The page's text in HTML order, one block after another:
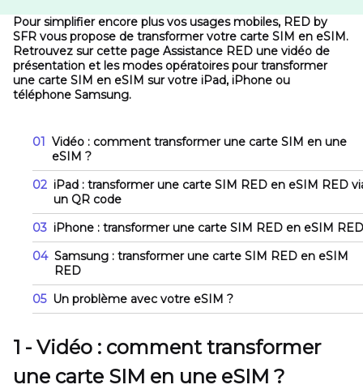
Pour simplifier encore plus vos usages mobiles, RED by
SFR vous propose de transformer votre carte SIM en eSIM.
Retrouvez sur cette page Assistance RED une vidéo de
présentation et les modes opératoires pour transformer
une carte SIM en eSIM sur votre iPad, iPhone ou
téléphone Samsung.
01 Vidéo : comment transformer une carte SIM en une
eSIM ?
02 iPad : transformer une carte SIM RED en eSIM RED
un QR code
03 iPhone : transformer une carte SIM RED en eSIM RED
04 Samsung : transformer une carte SIM RED en eSIM
RED
05 Un problème avec votre eSIM ?
1 - Vidéo : comment transformer
une carte SIM en une eSIM ?